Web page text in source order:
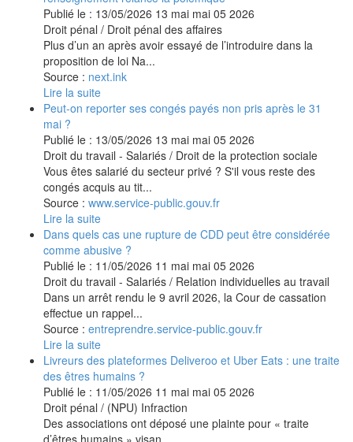
Publié le : 13/05/2026 13 mai mai 05 2026
Droit pénal / Droit pénal des affaires
Plus d’un an après avoir essayé de l’introduire dans la
proposition de loi Na...
Source : next.ink
Lire la suite
Peut-on reporter ses congés payés non pris après le 31
mai ?
Publié le : 13/05/2026 13 mai mai 05 2026
Droit du travail - Salariés / Droit de la protection sociale
Vous êtes salarié du secteur privé ? S'il vous reste des
congés acquis au tit...
Source : www.service-public.gouv.fr
Lire la suite
Dans quels cas une rupture de CDD peut être considérée
comme abusive ?
Publié le : 11/05/2026 11 mai mai 05 2026
Droit du travail - Salariés / Relation individuelles au travail
Dans un arrêt rendu le 9 avril 2026, la Cour de cassation
effectue un rappel...
Source : entreprendre.service-public.gouv.fr
Lire la suite
Livreurs des plateformes Deliveroo et Uber Eats : une traite
des êtres humains ?
Publié le : 11/05/2026 11 mai mai 05 2026
Droit pénal / (NPU) Infraction
Des associations ont déposé une plainte pour « traite
d’êtres humains » visan...